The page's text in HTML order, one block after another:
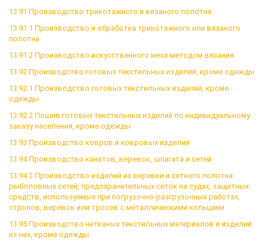
13.91 Производство трикотажного и вязаного полотна
13.91.1 Производство и обработка трикотажного или вязаного
полотна
13.91.2 Производство искусственного меха методом вязания
13.92 Производство готовых текстильных изделий, кроме одежды
13.92.1 Производство готовых текстильных изделий, кроме
одежды
13.92.2 Пошив готовых текстильных изделий по индивидуальному
заказу населения, кроме одежды
13.93 Производство ковров и ковровых изделий
13.94 Производство канатов, веревок, шпагата и сетей
13.94.2 Производство изделий из веревки и сетного полотна:
рыболовных сетей, предохранительных сеток на судах, защитных
средств, используемых при погрузочно-разгрузочных работах,
стропов, веревок или тросов с металлическими кольцами
13.95 Производство нетканых текстильных материалов и изделий
из них, кроме одежды